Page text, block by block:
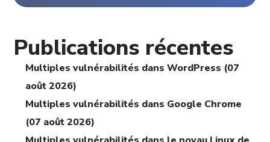
Publications récentes
Multiples vulnérabilités dans WordPress (07
août 2026)
Multiples vulnérabilités dans Google Chrome
(07 août 2026)